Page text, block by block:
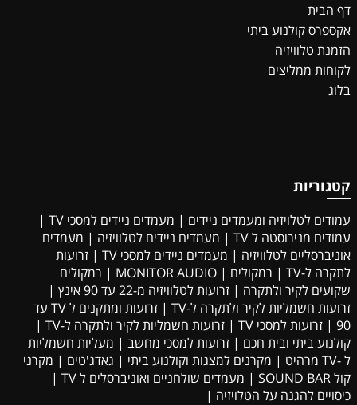
דף הבית
אקספרס קולנוע ביתי
הזמנת טלוויזיה
לקוחות ממליצים
בלוג
קטגוריות
עמודים לטלויזיה ומעמדים ניידים | מעמדים ניידים למסכי TV
|
עמודים מנירוסטה ל TV
| מעמדים ניידים לטלוויזיה | מעמדים
אוניברסליים לטלוויזיה | מעמדים ניידים למסכי TV | זרועות
לתקרה ל-TV
| רמקולים |
MONITOR AUDIO
| רמקולים
שקועים לקיר ולתקרה | זרועות לטלוויזיה מ-22 עד 90 אינץ
|
זרועות חשמליות לקיר ולתקרה ל-TV
|
זרועות ומתקנים ל TV עד
90
| זרועות למסכי TV | זרועות חשמליות לקיר ולתקרה ל-TV
|
קולנוע ביתי ובית חכם | זרועות למסכי מחשב | מעליות חשמליות
ל -TV מרהיט
| מקרנים למצגות וקולנוע ביתי | גאדג'טים | מקרני
קול SOUND BAR
| מעמדים שולחניים ואוניברסלים ל TV
|
כיסויים להגנה על הטלויזיה |